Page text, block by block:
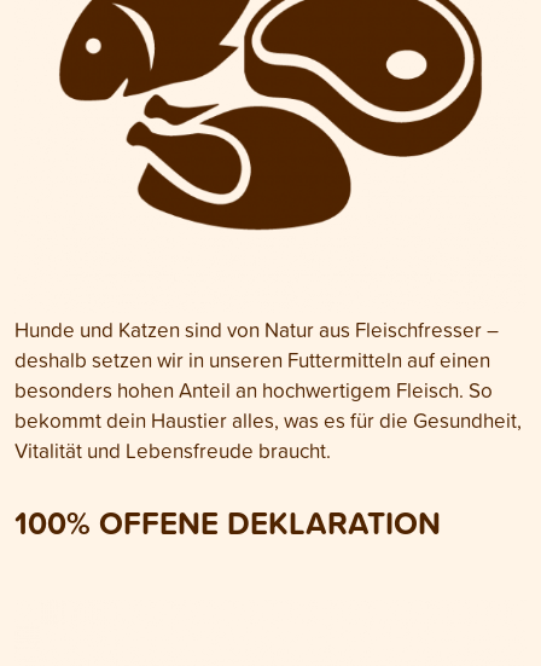
Hunde und Katzen sind von Natur aus Fleischfresser –
deshalb setzen wir in unseren Futtermitteln auf einen
besonders hohen Anteil an hochwertigem Fleisch. So
bekommt dein Haustier alles, was es für die Gesundheit,
Vitalität und Lebensfreude braucht.
100% OFFENE DEKLARATION